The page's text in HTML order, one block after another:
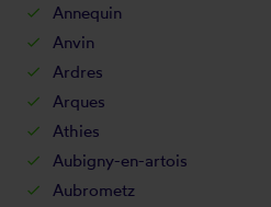
Annequin
Anvin
Ardres
Arques
Athies
Aubigny-en-artois
Aubrometz